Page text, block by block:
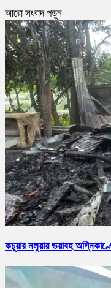
আরো সংবাদ পড়ুন
কচুয়ার নলুয়ায় ভয়াবহ